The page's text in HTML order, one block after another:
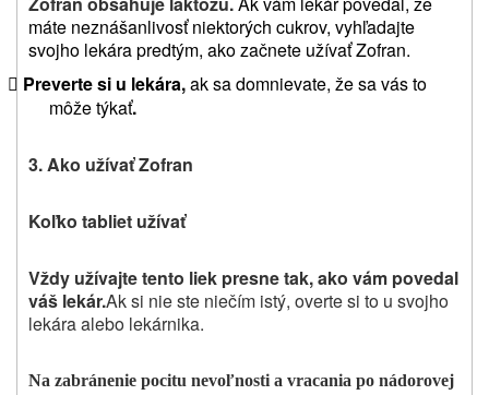
máte neznášanlivosť niektorých cukrov, vyhľadajte
svojho lekára predtým, ako začnete užívať Zofran.
 Preverte si u lekára,ak sa domnievate, že sa vás to
môže týkať.
3. Ako užívať Zofran
Koľko tabliet užívať
Vždy užívajte tento liek presne tak, ako vám povedal
váš lekár.Ak si nie ste niečím istý, overte si to u svojho
lekára alebo lekárnika.
Na zabránenie pocitu nevoľnosti a vracania po nádorovej